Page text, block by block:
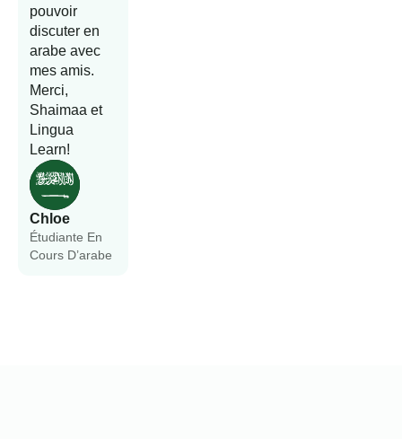
Chloe
Étudiante En
Cours D’arabe
pouvoir
discuter en
arabe avec
mes amis.
Merci,
Shaimaa et
Lingua
Learn!